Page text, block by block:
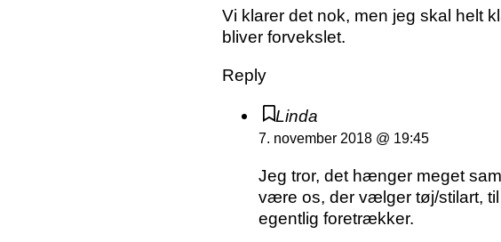
Vi klarer det nok, men jeg skal helt
bliver forvekslet.
Reply
Linda
7. november 2018 @ 19:45
Jeg tror, det hænger meget
være os, der vælger tøj/stilart,
egentlig foretrækker.